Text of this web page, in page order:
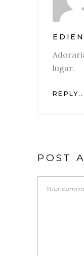
lugar.
POST